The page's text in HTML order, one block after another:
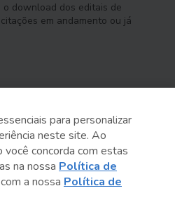
o download dos editais de
em andamento ou já
de São Paulo
para personalizar
neste site. Ao
você concorda com estas
na nossa Política de
a nossa Política de